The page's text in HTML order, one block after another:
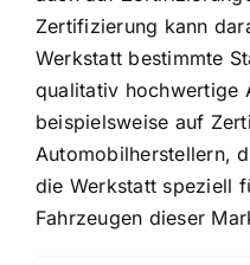
Zertifizierung kann
Werkstatt bestimmte
qualitativ hochwertige
beispielsweise auf
Automobilherstellern,
die Werkstatt speziell
Fahrzeugen dieser